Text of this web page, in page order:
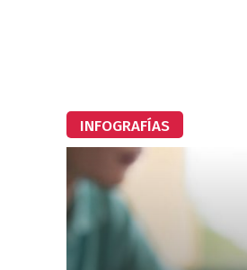
INFOGRAFÍAS